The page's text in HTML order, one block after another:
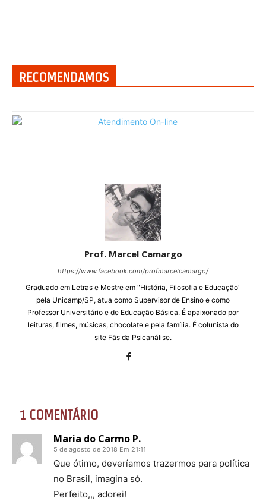
RECOMENDAMOS
Prof. Marcel Camargo
https://www.facebook.com/profmarcelcamargo/
Graduado em Letras e Mestre em "História, Filosofia e Educação"
pela Unicamp/SP, atua como Supervisor de Ensino e como
Professor Universitário e de Educação Básica. É apaixonado por
leituras, filmes, músicas, chocolate e pela família. É colunista do
site Fãs da Psicanálise.
1 COMENTÁRIO
Maria do Carmo P.
5 de agosto de 2018 Em 21:11
Que ótimo, deveríamos trazermos para política
no Brasil, imagina só.
Perfeito,,, adorei!